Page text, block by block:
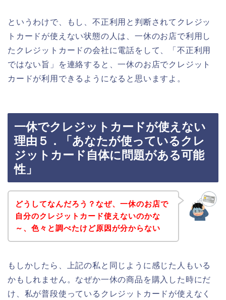
というわけで、もし、不正利用と判断されてクレジッ
トカードが使えない状態の人は、一休のお店で利用し
たクレジットカードの会社に電話をして、「不正利用
ではない旨」を連絡すると、一休のお店でクレジット
カードが利用できるようになると思いますよ。
一休でクレジットカードが使えない
理由５．「あなたが使っているクレ
ジットカード自体に問題がある可能
性」
どうしてなんだろう？なぜ、一休のお店で
自分のクレジットカード使えないのかな
～、色々と調べたけど原因が分からない
もしかしたら、上記の私と同じように感じた人もいる
かもしれません。なぜか一休の商品を購入した時にだ
け、私が普段使っているクレジットカードが使えなく